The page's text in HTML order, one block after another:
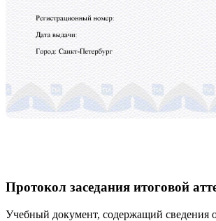
Протокол заседания итоговой
Учебный документ, содержащий сведения о